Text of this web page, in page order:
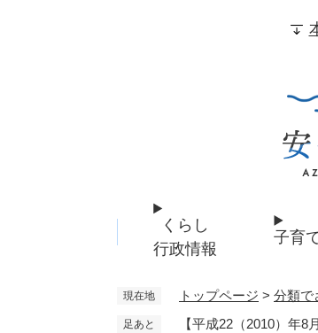
くらし
行政情報
子育
現在地 トップページ > 分類で
足あと 【平成22（2010）年